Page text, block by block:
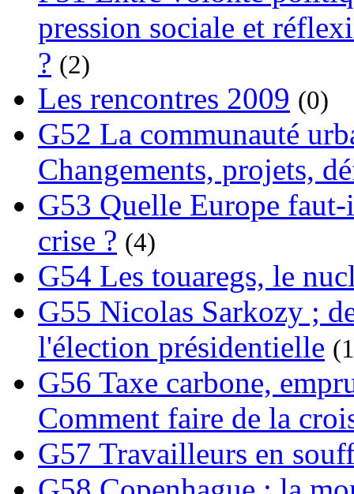
pression sociale et
? (2)
Les rencontres 2009 (0)
G52 La communauté
Changements, projets,
G53 Quelle Europe
crise ? (4)
G54 Les touaregs, le
G55 Nicolas Sarkozy ;
l'élection présidentielle
G56 Taxe carbone,
Comment faire de la
G57 Travailleurs en